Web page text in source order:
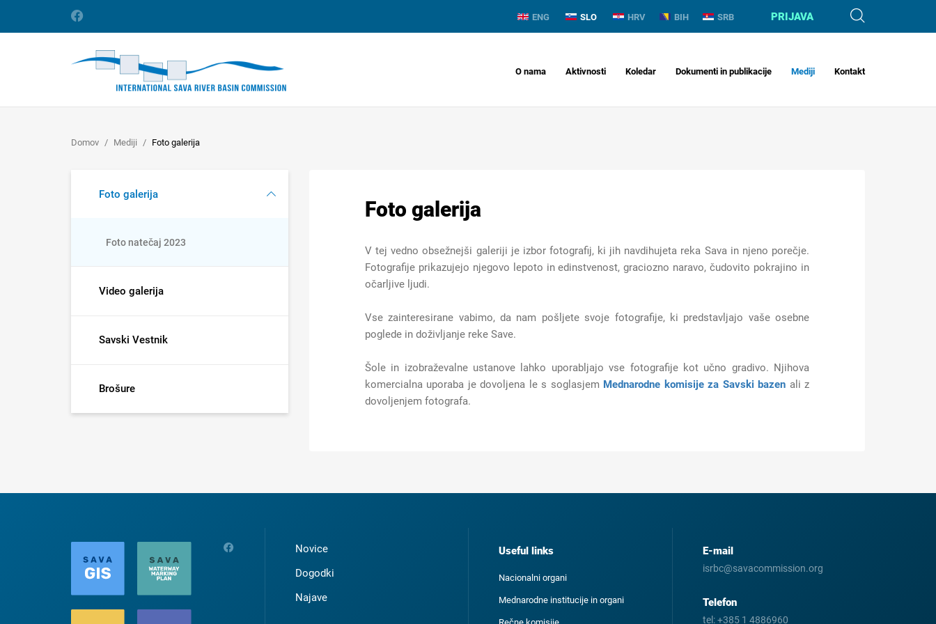
ENG SLO HRV BIH SRB PRIJAVA
O nama Aktivnosti Koledar Dokumenti in publikacije Mediji Kontakt
Domov Mediji Foto galerija
Foto galerija
Foto natečaj 2023
Video galerija
Savski Vestnik
Brošure
Foto galerija
V tej vedno obsežnejši galeriji je izbor fotografij, ki jih navdihujeta reka Sava in njeno porečje.
Fotografije prikazujejo njegovo lepoto in edinstvenost, graciozno naravo, čudovito pokrajino in
očarljive ljudi.
Vse zainteresirane vabimo, da nam pošljete svoje fotografije, ki predstavljajo vaše osebne
poglede in doživljanje reke Save.
Šole in izobraževalne ustanove lahko uporabljajo vse fotografije kot učno gradivo. Njihova
komercialna uporaba je dovoljena le s soglasjem Mednarodne komisije za Savski bazen ali z
dovoljenjem fotografa.
Novice
Dogodki
Najave
Useful links
Nacionalni organi
Mednarodne institucije in organi
E-mail
isrbc@savacommission.org
Telefon
tel:+385 1 4886960